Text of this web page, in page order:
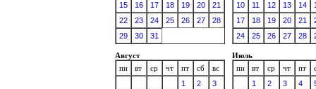
15
16 17 18 19 20
21
22
23 24 25 26 27
28
29
30 31
10
11 12 13 14
17
18 19 20 21
24
25 26 27 28
Август
пн
вт ср чт пт сб
вс
1
2
3
Июль
пн
вт ср чт пт
1
2 3 4